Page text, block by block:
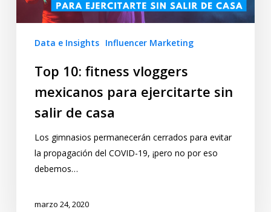
Data e Insights Influencer Marketing
Top 10: fitness vloggers
mexicanos para ejercitarte sin
salir de casa
Los gimnasios permanecerán cerrados para evitar
la propagación del COVID-19, ¡pero no por eso
debemos…
marzo 24, 2020